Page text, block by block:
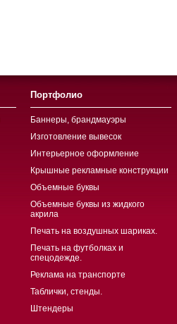
Портфолио
Баннеры, брандмауэры
Изготовление вывесок
Интерьерное оформление
Крышные рекламные конструкции
Объемные буквы
Объемные буквы из жидкого
акрила
Печать на воздушных шариках.
Печать на футболках и
спецодежде.
Реклама на транспорте
Таблички, стенды.
Штендеры